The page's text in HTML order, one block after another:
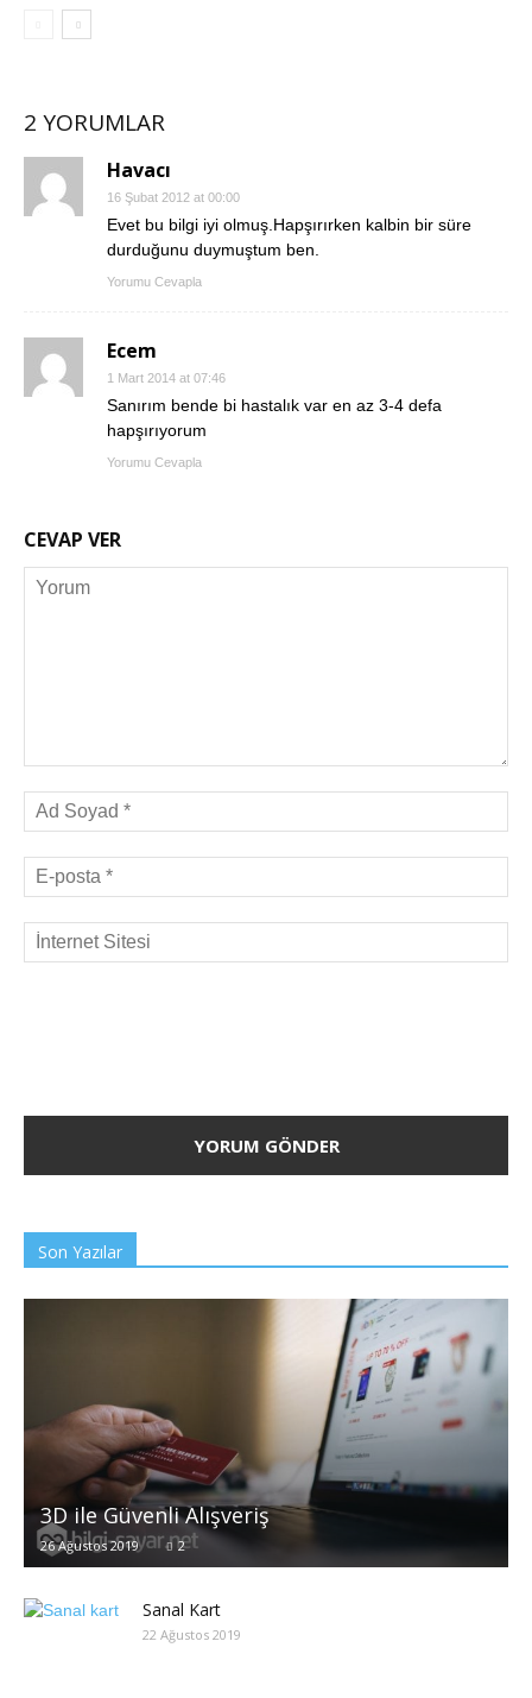
2 YORUMLAR
Havacı
16 Şubat 2012 at 00:00
Evet bu bilgi iyi olmuş.Hapşırırken kalbin bir süre
durduğunu duymuştum ben.
Yorumu Cevapla
Ecem
1 Mart 2014 at 07:46
Sanırım bende bi hastalık var en az 3-4 defa
hapşırıyorum
Yorumu Cevapla
CEVAP VER
Son Yazılar
3D ile Güvenli Alışveriş
26 Ağustos 2019 2
Sanal Kart
22 Ağustos 2019